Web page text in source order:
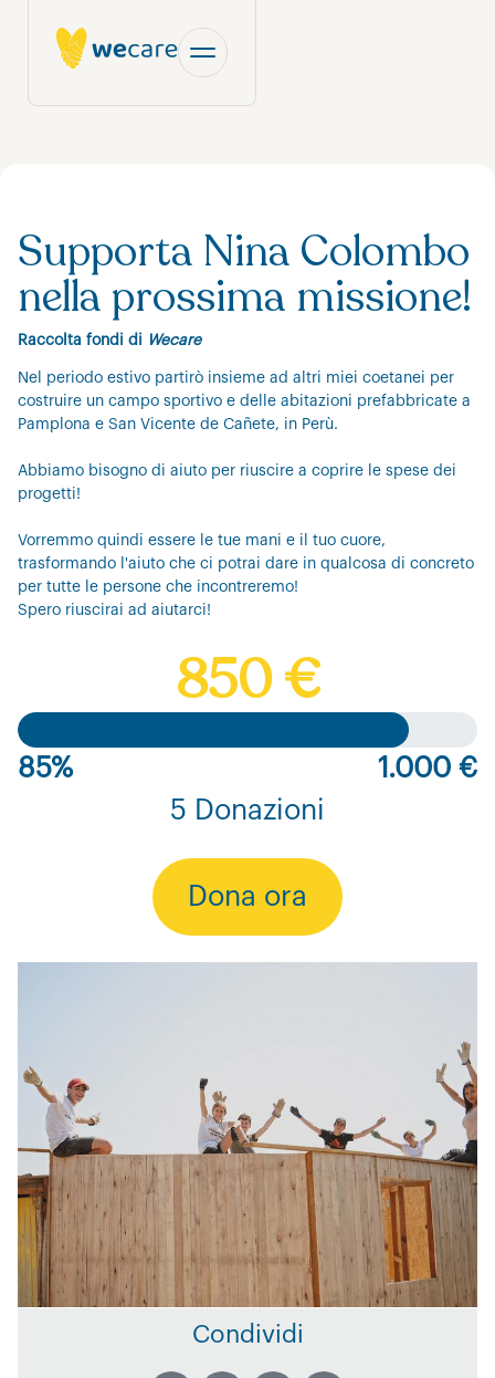
Supporta Nina Colombo
nella prossima missione!
Raccolta fondi di Wecare
Nel periodo estivo partirò insieme ad altri miei coetanei per
costruire un campo sportivo e delle abitazioni prefabbricate a
Pamplona e San Vicente de Cañete, in Perù.
Abbiamo bisogno di aiuto per riuscire a coprire le spese dei
progetti!
Vorremmo quindi essere le tue mani e il tuo cuore,
trasformando l'aiuto che ci potrai dare in qualcosa di concreto
per tutte le persone che incontreremo!
Spero riuscirai ad aiutarci!
850 €
85%
1.000 €
5 Donazioni
Dona ora
Condividi